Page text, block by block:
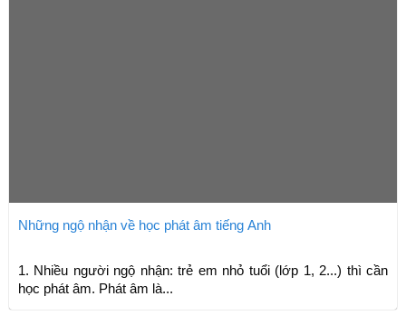
Những ngộ nhận về học phát âm tiếng Anh
1. Nhiều người ngộ nhận: trẻ em nhỏ tuổi (lớp 1, 2...) thì cần
học phát âm. Phát âm là...